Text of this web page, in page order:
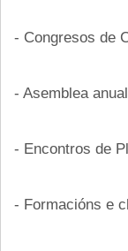
- Congresos de
- Asemblea
- Encontros de
- Formacións e